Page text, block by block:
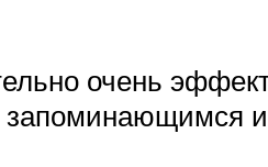
очень